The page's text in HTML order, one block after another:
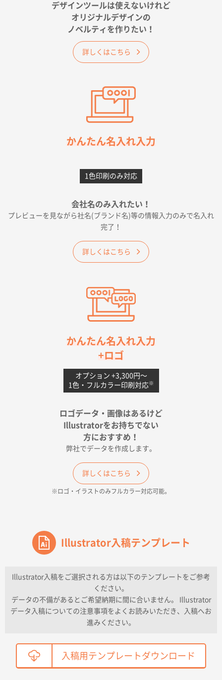
が決め手です
佐賀県A社様
2026年05月23日 16:24
希望の商品（今回発注分）が一番安かったため
ワンポイント箔押し紙袋 M横サイズ(A4対応)
2026年05月21日 12:56
300枚
2026年05月19日 12:05
大阪府E社様
ワンポイントポリ袋 A4サイズ
2026年04月25日 17:53
納期が早そうだった
ワンポイントポリ袋 A4サイズ(黒)
2026年04月20日 14:28
お値打ちだったので
茨城県G社様
300枚
値段と注文のしやすさ
ポリ袋 手穴A4サイズ
5000枚
2026年04月17日 09:28
印刷色が豊富であったため
ECO OPPワンポイントポリ袋 A4サイズ（透明）
2026年04月16日 14:31
東京都のお客様
ワンポイントポリ袋 A4サイズ1000枚
2026年04月16日 11:41
ワンポイントポリ袋 A4サイズ300枚
2026年04月01日 16:32
こちらの需要にあったので
鳥取県T社様
【オーダー商品】特別ご注文ページ04
2150枚
デザインツールは使えないけれど
オリジナルデザインの
ノベルティを作りたい！
詳しくはこちら
かんたん名入れ入力
1色印刷のみ対応
会社名のみ入れたい！
プレビューを見ながら社名(ブランド名)等の情報入力のみで名入れ
完了！
詳しくはこちら
かんたん名入れ入力
+ロゴ
オプション +3,300円〜
1色・フルカラー印刷対応※
ロゴデータ・画像はあるけど
Illustratorをお持ちでない
方におすすめ！
弊社でデータを作成します。
詳しくはこちら
※ロゴ・イラストのみフルカラー対応可能。
Illustrator入稿テンプレート
Illustrator入稿をご選択される方は以下のテンプレートをご参考
ください。
データの不備があるとご希望納期に間に合いません。 Illustrator
データ入稿についての注意事項をよくお読みいただき、入稿へお
進みください。
入稿用テンプレートダウンロード